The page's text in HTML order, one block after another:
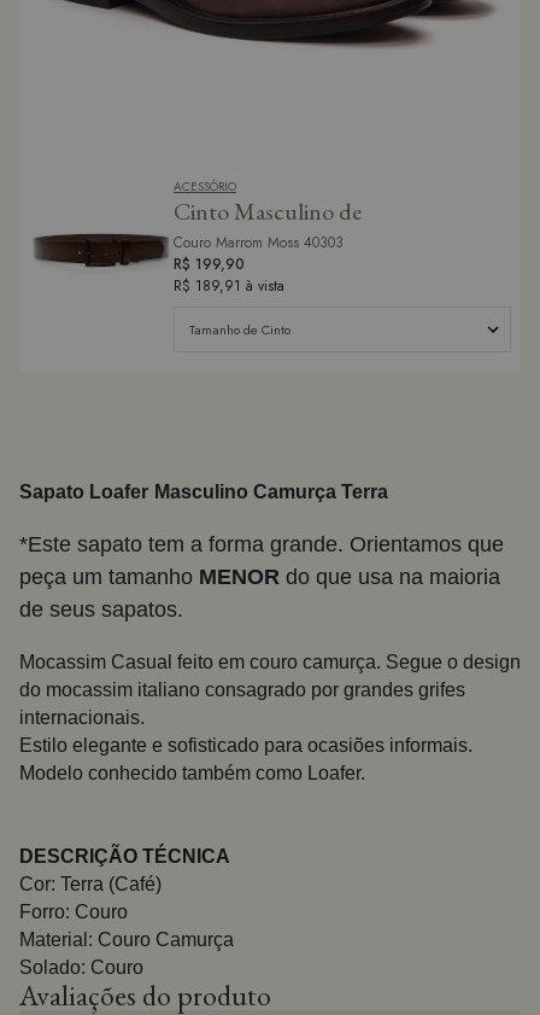
Cinto Masculino de
Couro Marrom Moss 40303
R$ 199,90
R$ 189,91 à vista
Sapato Loafer Masculino Camurça Terra
*Este sapato tem a forma grande. Orientamos que
peça um tamanho MENOR do que usa na maioria
de seus sapatos.
Mocassim Casual feito em couro camurça. Segue o design
do mocassim italiano consagrado por grandes grifes
internacionais.
Estilo elegante e sofisticado para ocasiões informais.
Modelo conhecido também como Loafer.
DESCRIÇÃO TÉCNICA
Cor: Terra (Café)
Forro: Couro
Material: Couro Camurça
Solado: Couro
Avaliações do produto